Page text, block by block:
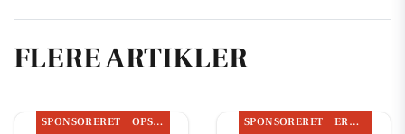
FLERE ARTIKLER
SPONSORERET OPSLAGSTAVLEN SPONSORERET ERHVERV